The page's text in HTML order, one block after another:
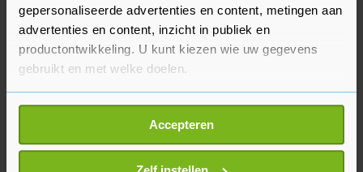
gepersonaliseerde advertenties en content, metingen aan
advertenties en content, inzicht in publiek en
productontwikkeling. U kunt kiezen wie uw gegevens
gebruikt en met welke doelen.
Als u het toestaat, willen we ook graag:
Informatie verzamelen over uw geografische
locatie, die tot een paar meter nauwkeurig kan zijn
Uw apparaat identificeren door het actief te
Accepteren
Consumenten betalen al enkele jaren minder
met contant geld en meer met de pinpas of de
telefoon. Dat komt onder meer door de
coronapandemie, toen winkeliers klanten vaker
vroegen om te pinnen om zo persoonlijk contact
te beperken. Ook moeten mensen nog wennen
aan de nieuwe locaties van Geldmaat, zegt de